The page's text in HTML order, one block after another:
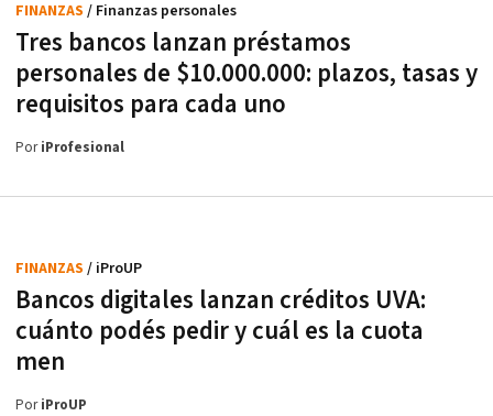
Tres bancos lanzan préstamos
personales de $10.000.000: plazos, tasas y
requisitos para cada uno
FINANZAS / Finanzas personales
PoriProfesional
Bancos digitales lanzan créditos UVA:
cuánto podés pedir y cuál es la cuota
men
FINANZAS / iProUP
PoriProUP